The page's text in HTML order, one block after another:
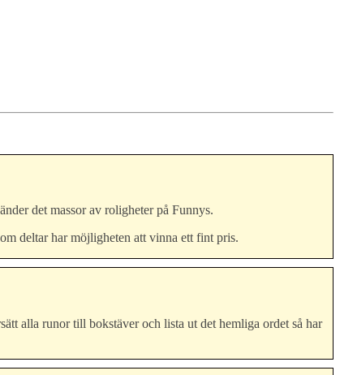
det massor av roligheter på Funnys.
deltar har möjligheten att vinna ett fint pris.
alla runor till bokstäver och lista ut det hemliga ordet så har